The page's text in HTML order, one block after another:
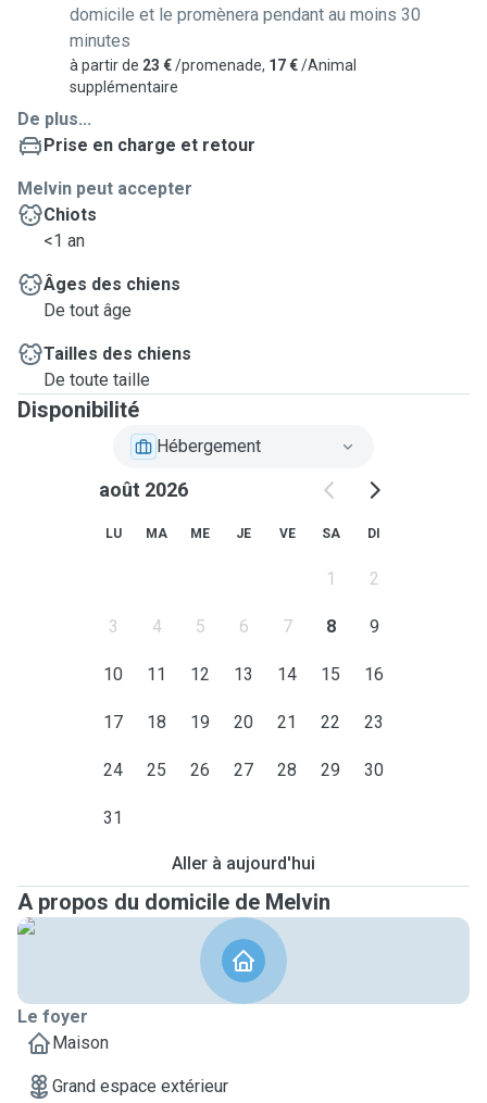
domicile et le promènera pendant au moins 30
minutes
à partir de 23 €/promenade, 17 €/Animal
supplémentaire
De plus...
Prise en charge et retour
Melvin peut accepter
Chiots
<1 an
Âges des chiens
De tout âge
Tailles des chiens
De toute taille
Disponibilité
Hébergement
août 2026
LU MA ME JE VE SA DI
1 2
3 4 5 6 7 8 9
10 11 12 13 14 15 16
17 18 19 20 21 22 23
24 25 26 27 28 29 30
31
Aller à aujourd'hui
A propos du domicile de Melvin
Le foyer
Maison
Grand espace extérieur